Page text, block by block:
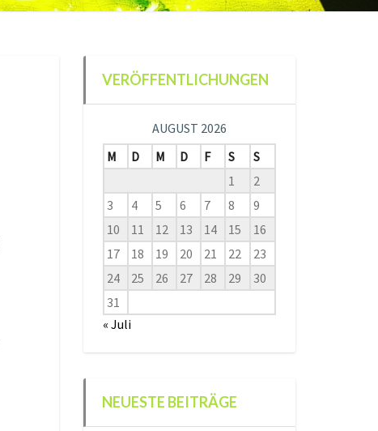
VERÖFFENTLICHUNGEN
AUGUST 2026
M
D M D F S
S
1
2
3
4 5 6 7 8
9
10
11 12 13 14 15
16
17
18 19 20 21 22
23
24
25 26 27 28 29
30
31
« Juli
NEUESTE BEITRÄGE